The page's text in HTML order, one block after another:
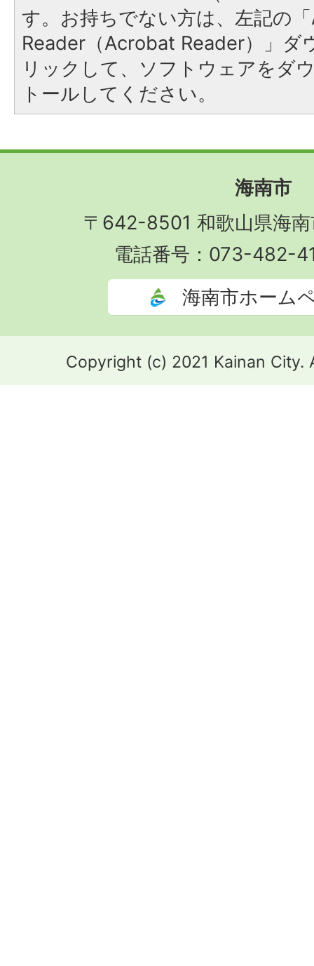
す。お持ちでない方は、左記の
Reader（Acrobat Reader）」ダ
リックして、ソフトウェアをダ
トールしてください。
海南市
〒642-8501 和歌山県海南
電話番号：073-482-
海南市ホーム
Copyright (c) 2021 Kainan City.